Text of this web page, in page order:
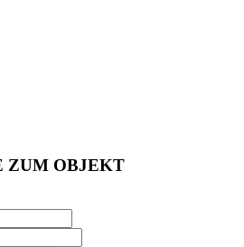
ZUM OBJEKT